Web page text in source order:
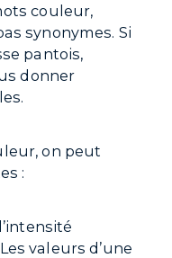
couleur,
synonymes. Si
pantois,
donner
on peut
:
valeurs d’une